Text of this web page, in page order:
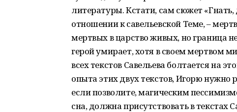
литературы. Кстати, сам сюжет
отношении к савельевской Теме, –
мертвых в царство живых, но граница
герой умирает, хотя в своем мертвом
всех текстов Савельева болтается на
опыта этих двух текстов, Игорю нужно
если позволите, магическим
сна, должна присутствовать в текстах